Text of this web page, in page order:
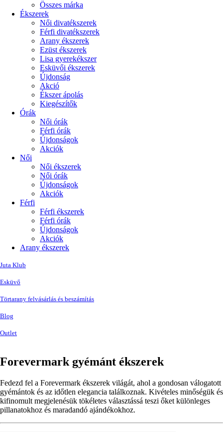
Összes márka
Ékszerek
Női divatékszerek
Férfi divatékszerek
Arany ékszerek
Ezüst ékszerek
Lisa gyerekékszer
Esküvői ékszerek
Újdonság
Akció
Ékszer ápolás
Kiegészítők
Órák
Női órák
Férfi órák
Újdonságok
Akciók
Női
Női ékszerek
Női órák
Újdonságok
Akciók
Férfi
Férfi ékszerek
Férfi órák
Újdonságok
Akciók
Arany ékszerek
Juta Klub
Esküvő
Törtarany felvásárlás és beszámítás
Blog
Outlet
Forevermark gyémánt ékszerek
Fedezd fel a Forevermark ékszerek világát, ahol a gondosan válogatott
gyémántok és az időtlen elegancia találkoznak. Kivételes minőségük és
kifinomult megjelenésük tökéletes választássá teszi őket különleges
pillanatokhoz és maradandó ajándékokhoz.